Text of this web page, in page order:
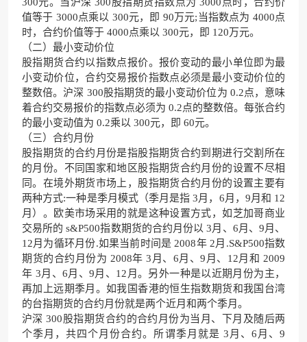
值等于 3000点乘以 300元，即 90万元;当指数点为 4000点
时，合约价值等于 4000点乘以 300元，即 120万元。
（二）最小变动价位
股指期货合约以指数点报价。报价变动的最小单位即为最
小变动价位，合约交易报价指数点必须是最小变动价位的
整数倍。沪深 300股指期货的最小变动价位为 0.2点，意味
着合约交易报价的指数点必须为 0.2点的整数倍。每张合约
的最小变动值为 0.2乘以 300元，即 60元。
（三）合约月份
股指期货的合约月份是指股指期货合约到期进行交割所在
的月份。不同国家和地区股指期货合约月份的设置不尽相
同。在境外期货市场上，股指期货合约月份的设置主要有
两种方式:一种是季月模式（季月是指 3月，6月，9月和 12
月）。欧美市场采用的就是这种设置方式，如芝加哥商业
交易所的 s&P500指数期货的合约月份以 3月、6月、9月、
12月为循环月份.如果当前时间是 2008年 2月.S&P500指数
期货的合约月份为 2008年 3月、6月、9月、12月和 2009
年 3月、6月、9月、12月。另外一种是以近期月份为主，
再加上远期季月。如我国香港的恒生指数期货和我国台湾
的台指期货的合约月份就是两个近月和两个季月。
沪深 300股指期货合约的合约月份为当月、下月及随后两
个季月，共四个月份合约。所谓季月就是 3月、6月、9